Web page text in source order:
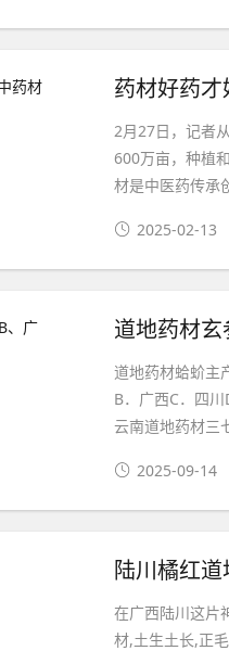
药材好药
2月27日，记者
600万亩，种植
材是中医药传承
2025-02-13
道地药材
道地药材蛤蚧主
B．广西C．四
云南道地药材三
2025-09-14
陆川橘红
在广西陆川这片
材,土生土长,正